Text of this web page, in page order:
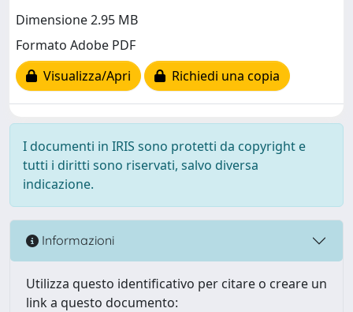
Dimensione 2.95 MB
Formato Adobe PDF
Visualizza/Apri
Richiedi una copia
I documenti in IRIS sono protetti da copyright e
tutti i diritti sono riservati, salvo diversa
indicazione.
Informazioni
Utilizza questo identificativo per citare o creare un
link a questo documento: